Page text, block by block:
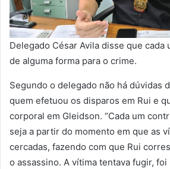
Delegado César Avila disse que
de alguma forma para o crime.
Segundo o delegado não há dúvidas
quem efetuou os disparos em Rui e
corporal em Gleidson. “Cada um
seja a partir do momento em que as
cercadas, fazendo com que Rui
o assassino. A vítima tentava fugir,